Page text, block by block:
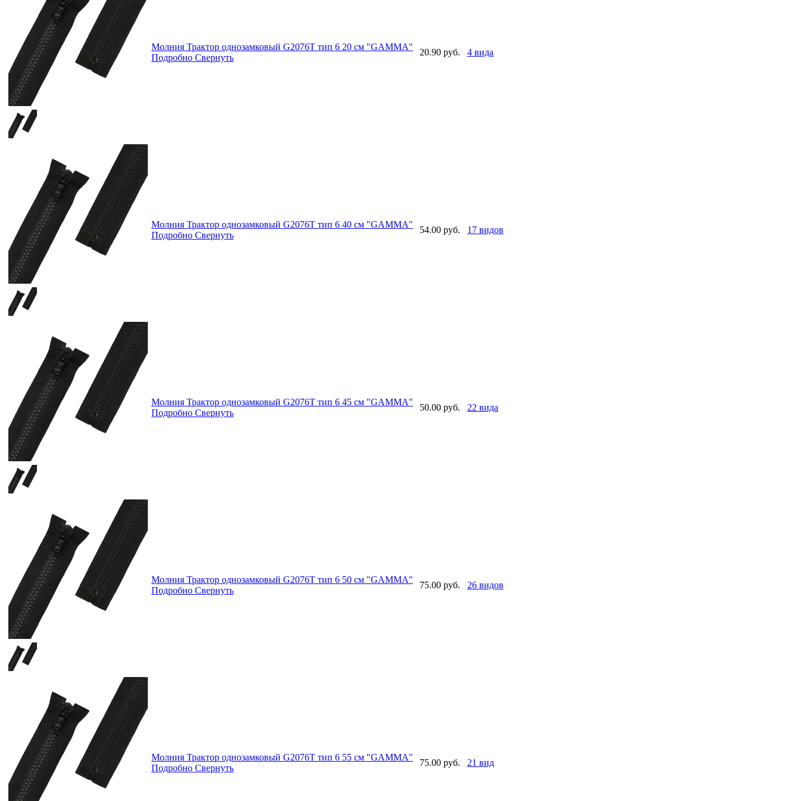
Молния Трактор однозамковый G2076T тип 6 20 см "GAMMA"
Подробно Свернуть
20.90 руб. 4 вида
Молния Трактор однозамковый G2076T тип 6 40 см "GAMMA"
Подробно Свернуть
54.00 руб. 17 видов
Молния Трактор однозамковый G2076T тип 6 45 см "GAMMA"
Подробно Свернуть
50.00 руб. 22 вида
Молния Трактор однозамковый G2076T тип 6 50 см "GAMMA"
Подробно Свернуть
75.00 руб. 26 видов
Молния Трактор однозамковый G2076T тип 6 55 см "GAMMA"
Подробно Свернуть
75.00 руб. 21 вид